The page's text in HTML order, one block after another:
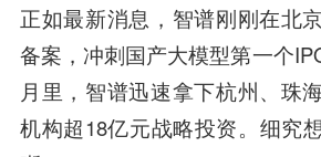
正如最新消息，智谱刚刚在北
备案，冲刺国产大模型第一个
月里，智谱迅速拿下杭州、珠
机构超18亿元战略投资。细究